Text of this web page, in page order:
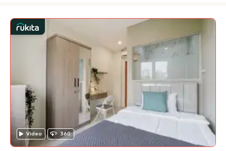
Video 360